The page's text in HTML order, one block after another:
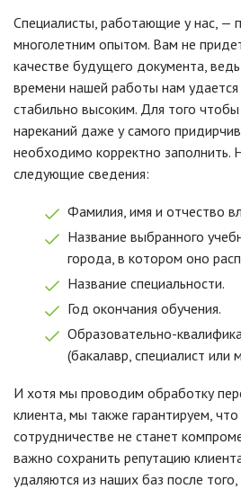
Специалисты, работающие у нас, —
многолетним опытом. Вам не
качестве будущего документа,
времени нашей работы нам удается
стабильно высоким. Для того
нареканий даже у самого
необходимо корректно заполнить.
следующие сведения:
Фамилия, имя и отчество
Название выбранного
города, в котором оно
Название специальности.
Год окончания обучения.
Образовательно-
(бакалавр, специалист или
И хотя мы проводим обработку
клиента, мы также гарантируем,
сотрудничестве не станет
важно сохранить репутацию
удаляются из наших баз после